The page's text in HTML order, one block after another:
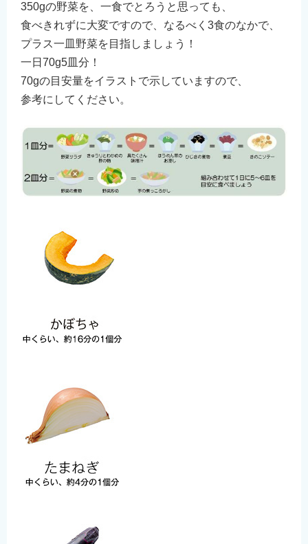
350gの野菜を、一食でとろうと思っても、
食べきれずに大変ですので、なるべく3食のなかで、
プラス一皿野菜を目指しましょう！
一日70g5皿分！
70gの目安量をイラストで示していますので、
参考にしてください。